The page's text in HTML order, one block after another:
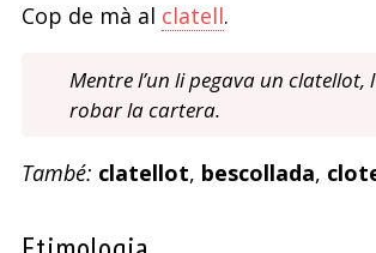
Cop de mà al clatell.
Mentre l’un li pegava un clatellot,
robar la cartera.
També: clatellot, bescollada,